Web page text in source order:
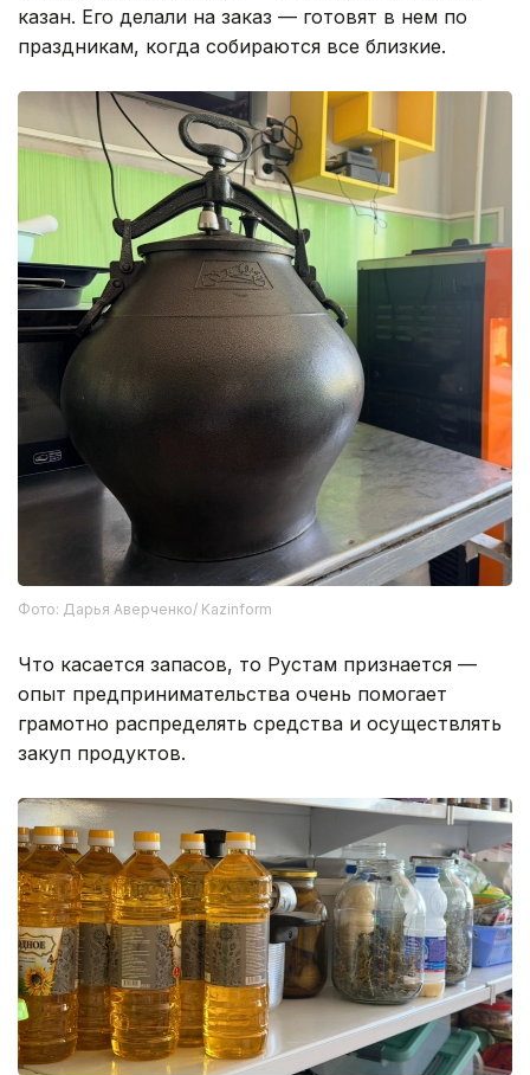
казан. Его делали на заказ — готовят в нем по
праздникам, когда собираются все близкие.
Фото: Дарья Аверченко/ Kazinform
Что касается запасов, то Рустам признается —
опыт предпринимательства очень помогает
грамотно распределять средства и осуществлять
закуп продуктов.